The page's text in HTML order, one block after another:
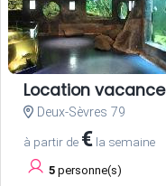
Location
Deux-Sèvres 79
à partir de € la semaine
5 personne(s)